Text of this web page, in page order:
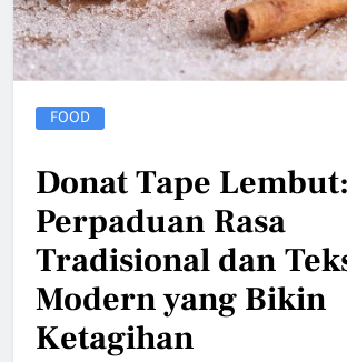
FOOD
Donat Tape Lembut:
Perpaduan Rasa
Tradisional dan
Modern yang Bikin
Ketagihan